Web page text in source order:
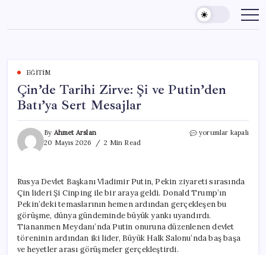
content
EĞITIM
Çin’de Tarihi Zirve: Şi ve Putin’den
Batı’ya Sert Mesajlar
By Ahmet Arslan
20 Mayıs 2026
2 Min Read
Çin’de
Putin’den
Batı’ya
Sert
Mesajlar
yorumlar kapalı
Rusya Devlet Başkanı Vladimir Putin, Pekin ziyareti sırasında
Çin lideri Şi Cinping ile bir araya geldi. Donald Trump’ın
Pekin’deki temaslarının hemen ardından gerçekleşen bu
görüşme, dünya gündeminde büyük yankı uyandırdı.
Tiananmen Meydanı’nda Putin onuruna düzenlenen devlet
töreninin ardından iki lider, Büyük Halk Salonu’nda baş başa
ve heyetler arası görüşmeler gerçekleştirdi.